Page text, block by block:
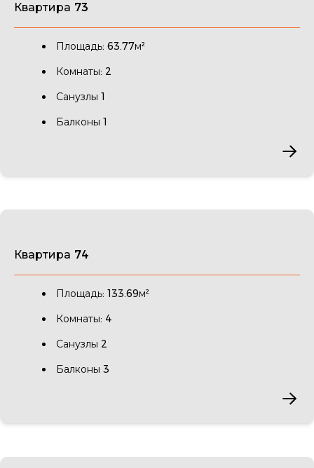
Квартира 73
Площадь: 63.77м²
Комнаты: 2
Санузлы 1
Балконы 1
Квартира 74
Площадь: 133.69м²
Комнаты: 4
Санузлы 2
Балконы 3